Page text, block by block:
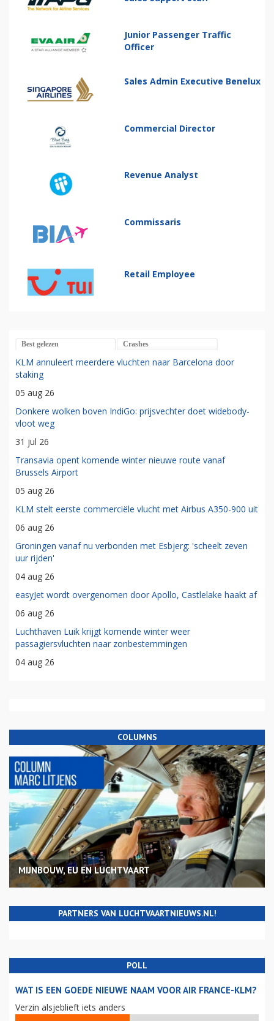
Junior Passenger Traffic
Officer
Sales Admin Executive Benelux
Commercial Director
Revenue Analyst
Commissaris
Retail Employee
Best gelezen Crashes
KLM annuleert meerdere vluchten naar Barcelona door
staking
05 aug 26
Donkere wolken boven IndiGo: prijsvechter doet widebody-
vloot weg
31 jul 26
Transavia opent komende winter nieuwe route vanaf
Brussels Airport
05 aug 26
KLM stelt eerste commerciële vlucht met Airbus A350-900 uit
06 aug 26
Groningen vanaf nu verbonden met Esbjerg: 'scheelt zeven
uur rijden'
04 aug 26
easyJet wordt overgenomen door Apollo, Castlelake haakt af
06 aug 26
Luchthaven Luik krijgt komende winter weer
passagiersvluchten naar zonbestemmingen
04 aug 26
COLUMNS
MIJNBOUW, EU EN LUCHTVAART
PARTNERS VAN LUCHTVAARTNIEUWS.NL!
POLL
WAT IS EEN GOEDE NIEUWE NAAM VOOR AIR FRANCE-KLM?
Verzin alsjeblieft iets anders